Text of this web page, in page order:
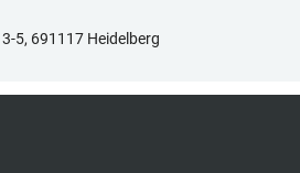
5, 691117 Heidelberg